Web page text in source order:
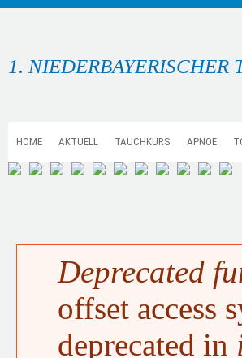
1. NIEDERBAYERISCHER
HOME AKTUELL TAUCHKURS APNOE
FEHLERMELDUNG
Deprecated
offset access
deprecated in